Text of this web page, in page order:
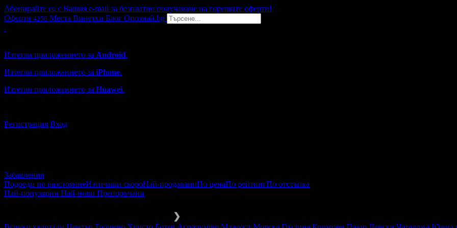
Абонирайте се с Вашия e-mail за безплатно получаване на горещите оферти!
Оферти 4256 Места Винетки Блог Опознай.bg
Изтегли приложението за Android.
Изтегли приложението за iPhone.
Изтегли приложението за Huawei.
Регистрация Вход
Забавления
Подреди по разстояниеИзтичащи скороНай-продаваниПо ценаПо рейтингПо отстъпка
Най-популярни Най-нови Препоръчани
❯